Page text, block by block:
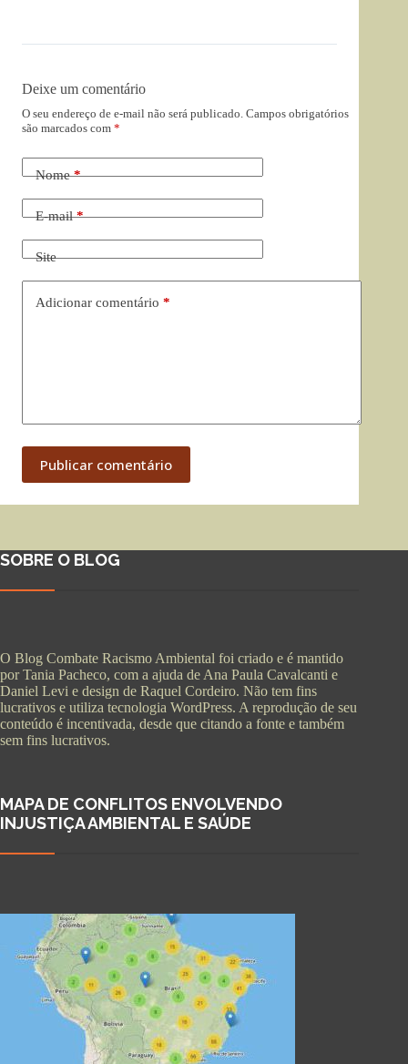
Deixe um comentário
O seu endereço de e-mail não será publicado. Campos obrigatórios
são marcados com *
Nome*
E-mail*
Site
Adicionar comentário *
Publicar comentário
SOBRE O BLOG
O Blog Combate Racismo Ambiental foi criado e é mantido
por Tania Pacheco, com a ajuda de Ana Paula Cavalcanti e
Daniel Levi e design de Raquel Cordeiro. Não tem fins
lucrativos e utiliza tecnologia WordPress. A reprodução de seu
conteúdo é incentivada, desde que citando a fonte e também
sem fins lucrativos.
MAPA DE CONFLITOS ENVOLVENDO
INJUSTIÇA AMBIENTAL E SAÚDE